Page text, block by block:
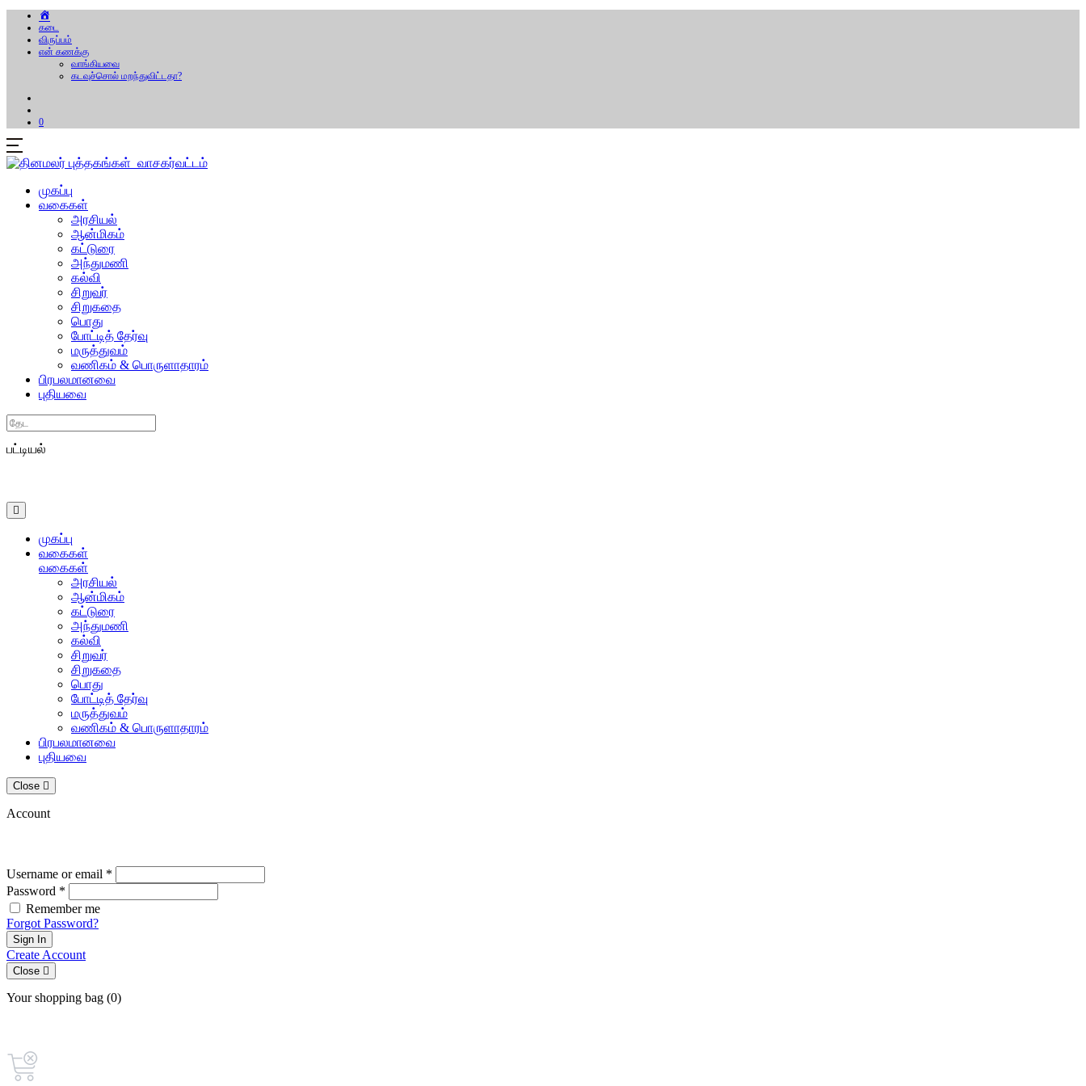
கடை
விருப்பம்
என் கணக்கு
வாங்கியவை
கடவுச்சொல் மறந்துவிட்டதா?
0
முகப்பு
வகைகள்
அரசியல்
ஆன்மிகம்
கட்டுரை
அந்துமணி
கல்வி
சிறுவர்
சிறுகதை
பொது
போட்டித் தேர்வு
மருத்துவம்
வணிகம் & பொருளாதாரம்
பிரபலமானவை
புதியவை
Search
பட்டியல்
முகப்பு
வகைகள்
வகைகள்
அரசியல்
ஆன்மிகம்
கட்டுரை
அந்துமணி
கல்வி
சிறுவர்
சிறுகதை
பொது
போட்டித் தேர்வு
மருத்துவம்
வணிகம் & பொருளாதாரம்
பிரபலமானவை
புதியவை
Close
Account
Username or email *
Password *
Remember me
Forgot Password?
Sign In
Create Account
Close
Your shopping bag (0)